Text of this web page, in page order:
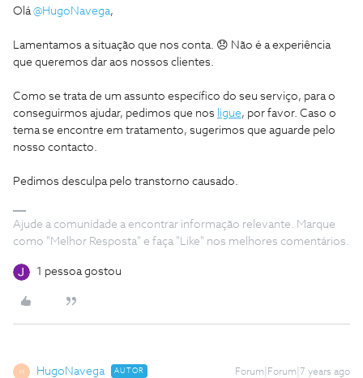
Olá@HugoNavega,
Lamentamos a situação que nos conta. 😞 Não é a experiência
que queremos dar aos nossos clientes.
Como se trata de um assunto específico do seu serviço, para o
conseguirmos ajudar, pedimos que nos ligue, por favor. Caso o
tema se encontre em tratamento, sugerimos que aguarde pelo
nosso contacto.
Pedimos desculpa pelo transtorno causado.
Ajude a comunidade a encontrar informação relevante. Marque
como "Melhor Resposta" e faça "Like" nos melhores comentários.
1 pessoa gostou
HugoNavega AUTOR Forum|Forum|7 years ago